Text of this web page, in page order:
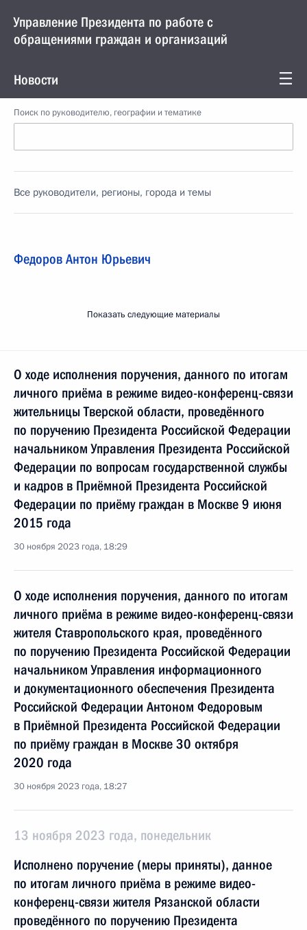
Управление Президента по работе с
обращениями граждан и организаций
Новости
Поиск по руководителю, географии и тематике
Все руководители, регионы, города и темы
Федоров Антон Юрьевич
Показать следующие материалы
О ходе исполнения поручения, данного по итогам
личного приёма в режиме видео-конференц-связи
жительницы Тверской области, проведённого
по поручению Президента Российской Федерации
начальником Управления Президента Российской
Федерации по вопросам государственной службы
и кадров в Приёмной Президента Российской
Федерации по приёму граждан в Москве 9 июня
2015 года
30 ноября 2023 года, 18:29
О ходе исполнения поручения, данного по итогам
личного приёма в режиме видео-конференц-связи
жителя Ставропольского края, проведённого
по поручению Президента Российской Федерации
начальником Управления информационного
и документационного обеспечения Президента
Российской Федерации Антоном Федоровым
в Приёмной Президента Российской Федерации
по приёму граждан в Москве 30 октября
2020 года
30 ноября 2023 года, 18:27
13 ноября 2023 года, понедельник
Исполнено поручение (меры приняты), данное
по итогам личного приёма в режиме видео-
конференц-связи жителя Рязанской области
проведённого по поручению Президента